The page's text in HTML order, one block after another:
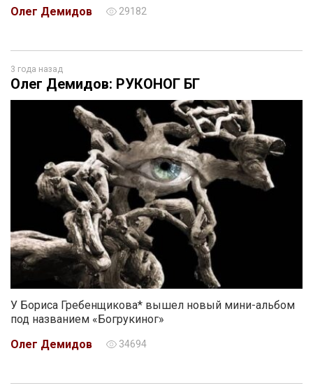
Олег Демидов
29182
3 года назад
Олег Демидов: Р​У​КО​Н​О​Г БГ
У Бориса Гребенщикова* вышел новый мини-альбом
под названием «Б​о​г​р​у​к​и​н​о​г»
Олег Демидов
34694